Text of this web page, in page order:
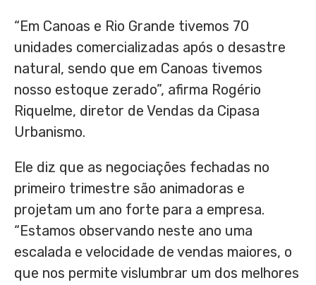
“Em Canoas e Rio Grande tivemos 70
unidades comercializadas após o desastre
natural, sendo que em Canoas tivemos
nosso estoque zerado”, afirma Rogério
Riquelme, diretor de Vendas da Cipasa
Urbanismo.
Ele diz que as negociações fechadas no
primeiro trimestre são animadoras e
projetam um ano forte para a empresa.
“Estamos observando neste ano uma
escalada e velocidade de vendas maiores, o
que nos permite vislumbrar um dos melhores